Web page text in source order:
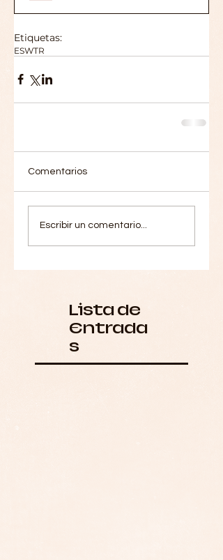
Etiquetas:
ESWTR
Comentarios
Escribir un comentario...
Lista de
Entrada
s